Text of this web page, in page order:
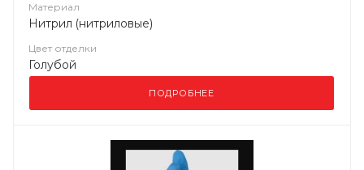
Материал
Нитрил (нитриловые)
Цвет отделки
Голубой
ПОДРОБНЕЕ